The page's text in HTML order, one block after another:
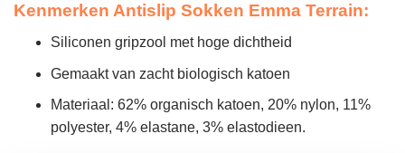
Kenmerken Antislip Sokken Emma Terrain:
Siliconen gripzool met hoge dichtheid
Gemaakt van zacht biologisch katoen
Materiaal: 62% organisch katoen, 20% nylon, 11%
polyester, 4% elastane, 3% elastodieen.